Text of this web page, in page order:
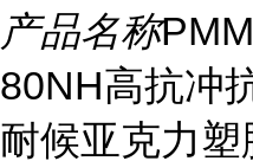
产品名称
80NH高抗冲
耐候亚克力塑